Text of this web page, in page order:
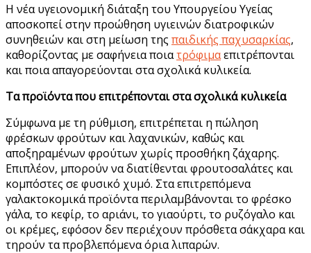
Η νέα υγειονομική διάταξη του Υπουργείου Υγείας
αποσκοπεί στην προώθηση υγιεινών διατροφικών
συνηθειών και στη μείωση της παιδικής παχυσαρκίας,
καθορίζοντας με σαφήνεια ποιατρόφιμαεπιτρέπονται
και ποια απαγορεύονται στα σχολικά κυλικεία.
Τα προϊόντα που επιτρέπονται στα σχολικά κυλικεία
Σύμφωνα με τη ρύθμιση, επιτρέπεται η πώληση
φρέσκων φρούτων και λαχανικών, καθώς και
αποξηραμένων φρούτων χωρίς προσθήκη ζάχαρης.
Επιπλέον, μπορούν να διατίθενται φρουτοσαλάτες και
κομπόστες σε φυσικό χυμό. Στα επιτρεπόμενα
γαλακτοκομικά προϊόντα περιλαμβάνονται το φρέσκο
γάλα, το κεφίρ, το αριάνι, το γιαούρτι, το ρυζόγαλο και
οι κρέμες, εφόσον δεν περιέχουν πρόσθετα σάκχαρα και
τηρούν τα προβλεπόμενα όρια λιπαρών.